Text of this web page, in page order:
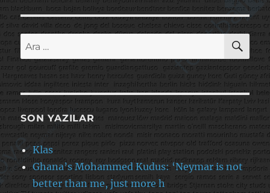
Ara:
SON YAZILAR
Klas
Ghana’s Mohammed Kudus: ‘Neymar is not
better than me, just more h